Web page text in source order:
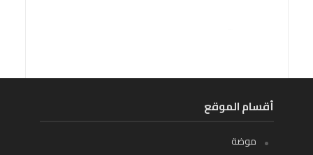
أقسام الموقع
موضة